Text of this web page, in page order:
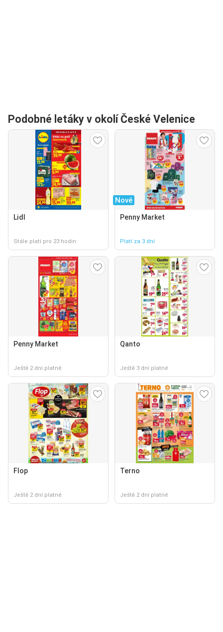
Podobné letáky v okolí České Velenice
Lidl
Stále platí pro 23 hodin
Nové
Penny Market
Platí za 3 dní
Penny Market
Ještě 2 dní platné
Qanto
Ještě 3 dní platné
Flop
Ještě 2 dní platné
Terno
Ještě 2 dní platné